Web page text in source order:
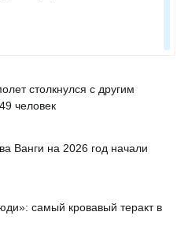
столкнулся с другим
человек
Ванги на 2026 год начали
самый кровавый теракт в